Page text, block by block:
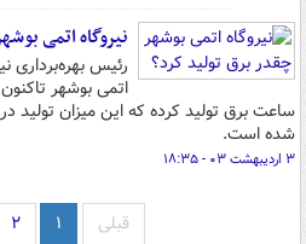
نیروگاه اتمی
رئیس بهره‌برداری
ساعت برق تولید کرده که این میزان تولید
شده است.
۳ اردیبهشت ۰۳ - ۱۸:۳۵
قبلی ۱ ۲